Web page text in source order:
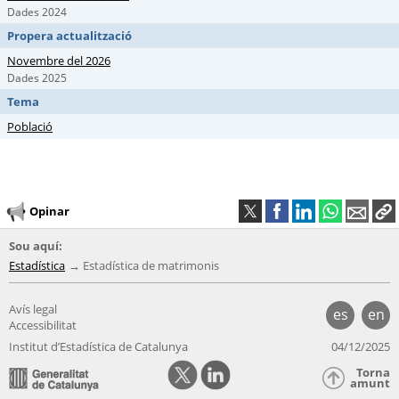
Dades 2024
Propera actualització
Novembre del 2026
Dades 2025
Tema
Població
Opinar
Sou aquí:
Estadística
Estadística de matrimonis
es en
Avís legal
Accessibilitat
Institut d’Estadística de Catalunya
04/12/2025
Torna
amunt